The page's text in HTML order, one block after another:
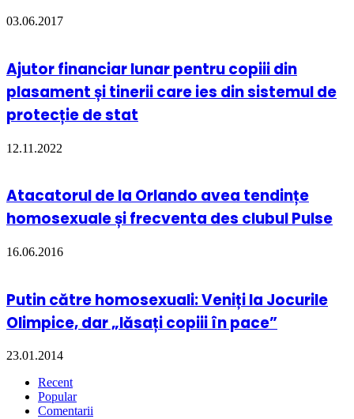
03.06.2017
Ajutor financiar lunar pentru copiii din
plasament și tinerii care ies din sistemul de
protecție de stat
12.11.2022
Atacatorul de la Orlando avea tendințe
homosexuale și frecventa des clubul Pulse
16.06.2016
Putin către homosexuali: Veniți la Jocurile
Olimpice, dar „lăsați copiii în pace”
23.01.2014
Recent
Popular
Comentarii